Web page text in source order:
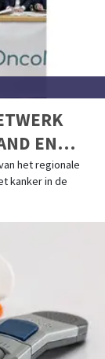
EN
het regionale
kanker in de